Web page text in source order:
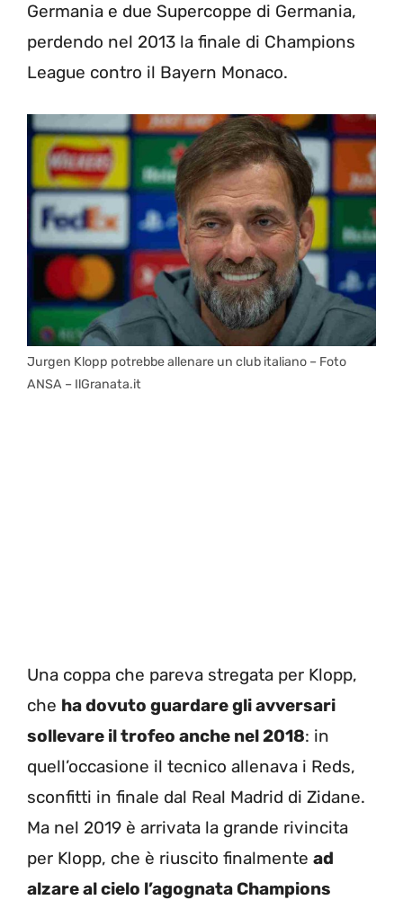
Germania e due Supercoppe di Germania,
perdendo nel 2013 la finale di Champions
League contro il Bayern Monaco.
Jurgen Klopp potrebbe allenare un club italiano – Foto
ANSA – IlGranata.it
Una coppa che pareva stregata per Klopp,
che ha dovuto guardare gli avversari
sollevare il trofeo anche nel 2018: in
quell’occasione il tecnico allenava i Reds,
sconfitti in finale dal Real Madrid di Zidane.
Ma nel 2019 è arrivata la grande rivincita
per Klopp, che è riuscito finalmente ad
alzare al cielo l’agognata Champions